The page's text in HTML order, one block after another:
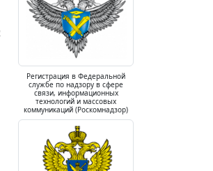
Регистрация в Федеральной
службе по надзору в сфере
связи, информационных
технологий и массовых
коммуникаций (Роскомнадзор)